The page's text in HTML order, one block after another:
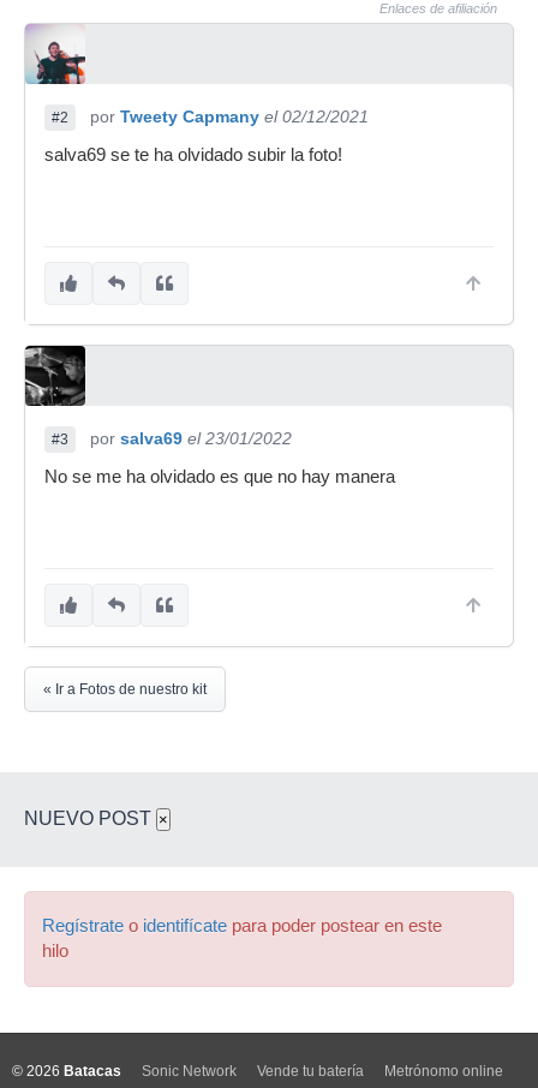
Enlaces de afiliación
#2 por Tweety Capmany el 02/12/2021
salva69 se te ha olvidado subir la foto!
#3 por salva69 el 23/01/2022
No se me ha olvidado es que no hay manera
« Ir a Fotos de nuestro kit
NUEVO POST ×
Regístrate o identifícate para poder postear en este
hilo
© 2026 Batacas Sonic Network Vende tu batería Metrónomo online